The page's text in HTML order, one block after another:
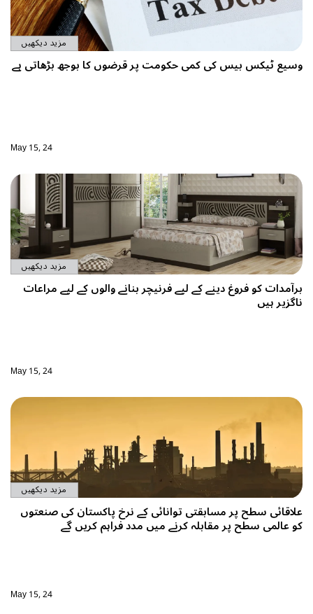
مزید دیکھیں
وسیع ٹیکس بیس کی کمی حکومت پر قرضوں کا بوجھ بڑھاتی ہے
May 15, 24
مزید دیکھیں
برآمدات کو فروغ دینے کے لیے فرنیچر بنانے والوں کے لیے مراعات
ناگزیر ہیں
May 15, 24
مزید دیکھیں
علاقائی سطح پر مسابقتی توانائی کے نرخ پاکستان کی صنعتوں
کو عالمی سطح پر مقابلہ کرنے میں مدد فراہم کریں گے
May 15, 24